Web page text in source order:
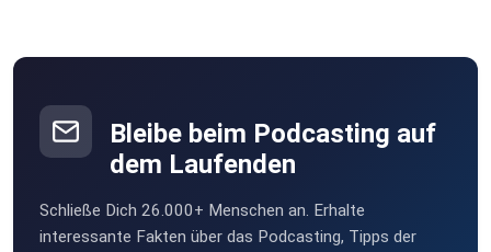
Bleibe beim Podcasting auf
dem Laufenden
Schließe Dich 26.000+ Menschen an. Erhalte
interessante Fakten über das Podcasting, Tipps der